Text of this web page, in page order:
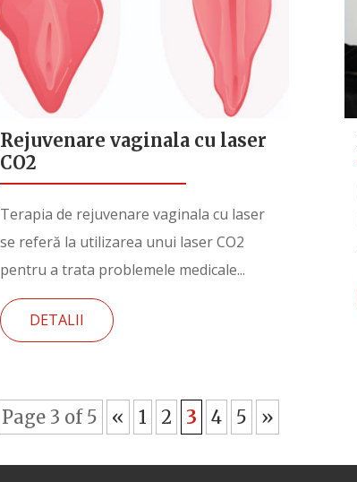
Rejuvenare vaginala cu laser
CO2
Terapia de rejuvenare vaginala cu laser
se referă la utilizarea unui laser CO2
pentru a trata problemele medicale...
DETALII
Page 3 of 5 « 1 2 3 4 5 »